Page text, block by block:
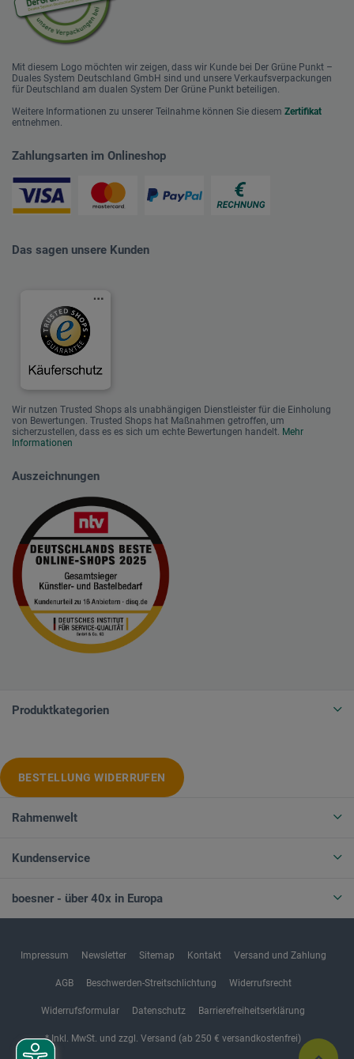
Mit diesem Logo möchten wir zeigen, dass wir Kunde bei Der Grüne Punkt –
Duales System Deutschland GmbH sind und unsere Verkaufsverpackungen
für Deutschland am dualen System Der Grüne Punkt beteiligen.
Weitere Informationen zu unserer Teilnahme können Sie diesem Zertifikat
entnehmen.
Zahlungsarten im Onlineshop
Das sagen unsere Kunden
Wir nutzen Trusted Shops als unabhängigen Dienstleister für die Einholung
von Bewertungen. Trusted Shops hat Maßnahmen getroffen, um
sicherzustellen, dass es es sich um echte Bewertungen handelt. Mehr
Informationen
Auszeichnungen
Produktkategorien
BESTELLUNG WIDERRUFEN
Rahmenwelt
Kundenservice
boesner - über 40x in Europa
Impressum Newsletter Sitemap Kontakt Versand und Zahlung
AGB Beschwerden-Streitschlichtung Widerrufsrecht
Widerrufsformular Datenschutz Barrierefreiheitserklärung
* Inkl. MwSt. und zzgl. Versand (ab 250 € versandkostenfrei)